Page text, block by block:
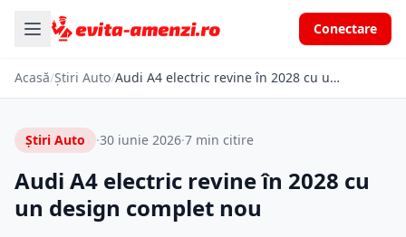
Conectare
Acasă/Știri Auto/ Audi A4 electric revine în 2028 cu un design complet nou
Știri Auto ·30 iunie 2026·7 min citire
Audi A4 electric revine în 2028 cu
un design complet nou